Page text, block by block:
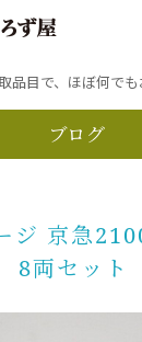
ブラ
品目で、ほぼ何でも
小物・時計の
ブログ
ジ 京急
8両セット